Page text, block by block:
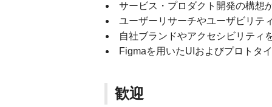
サービス・プロダクト開発の構想
ユーザーリサーチやユーザビリテ
自社ブランドやアクセシビリティ
Figmaを用いたUIおよびプロトタ
歓迎